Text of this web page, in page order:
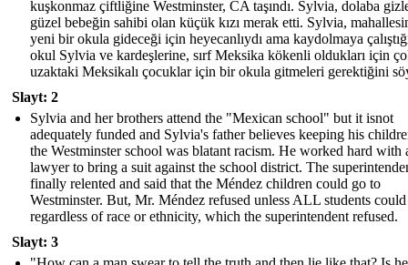
kuşkonmaz çiftliğine Westminster, CA taşındı. Sylvia, dolaba
güzel bebeğin sahibi olan küçük kızı merak etti. Sylvia,
yeni bir okula gideceği için heyecanlıydı ama kaydolmaya
okul Sylvia ve kardeşlerine, sırf Meksika kökenli oldukları için
uzaktaki Meksikalı çocuklar için bir okula gitmeleri gerektiğini
Slayt: 2
Sylvia and her brothers attend the "Mexican school" but it isnot
adequately funded and Sylvia's father believes keeping his
the Westminster school was blatant racism. He worked hard with
lawyer to bring a suit against the school district. The
finally relented and said that the Méndez children could go to
Westminster. But, Mr. Méndez refused unless ALL students
regardless of race or ethnicity, which the superintendent refused.
Slayt: 3